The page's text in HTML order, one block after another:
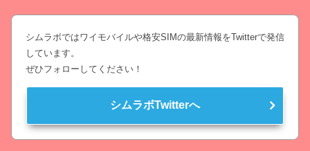
シムラボではワイモバイルや格安SIMの最新情報をTwitterで発信
しています。
ぜひフォローしてください！
シムラボTwitterへ